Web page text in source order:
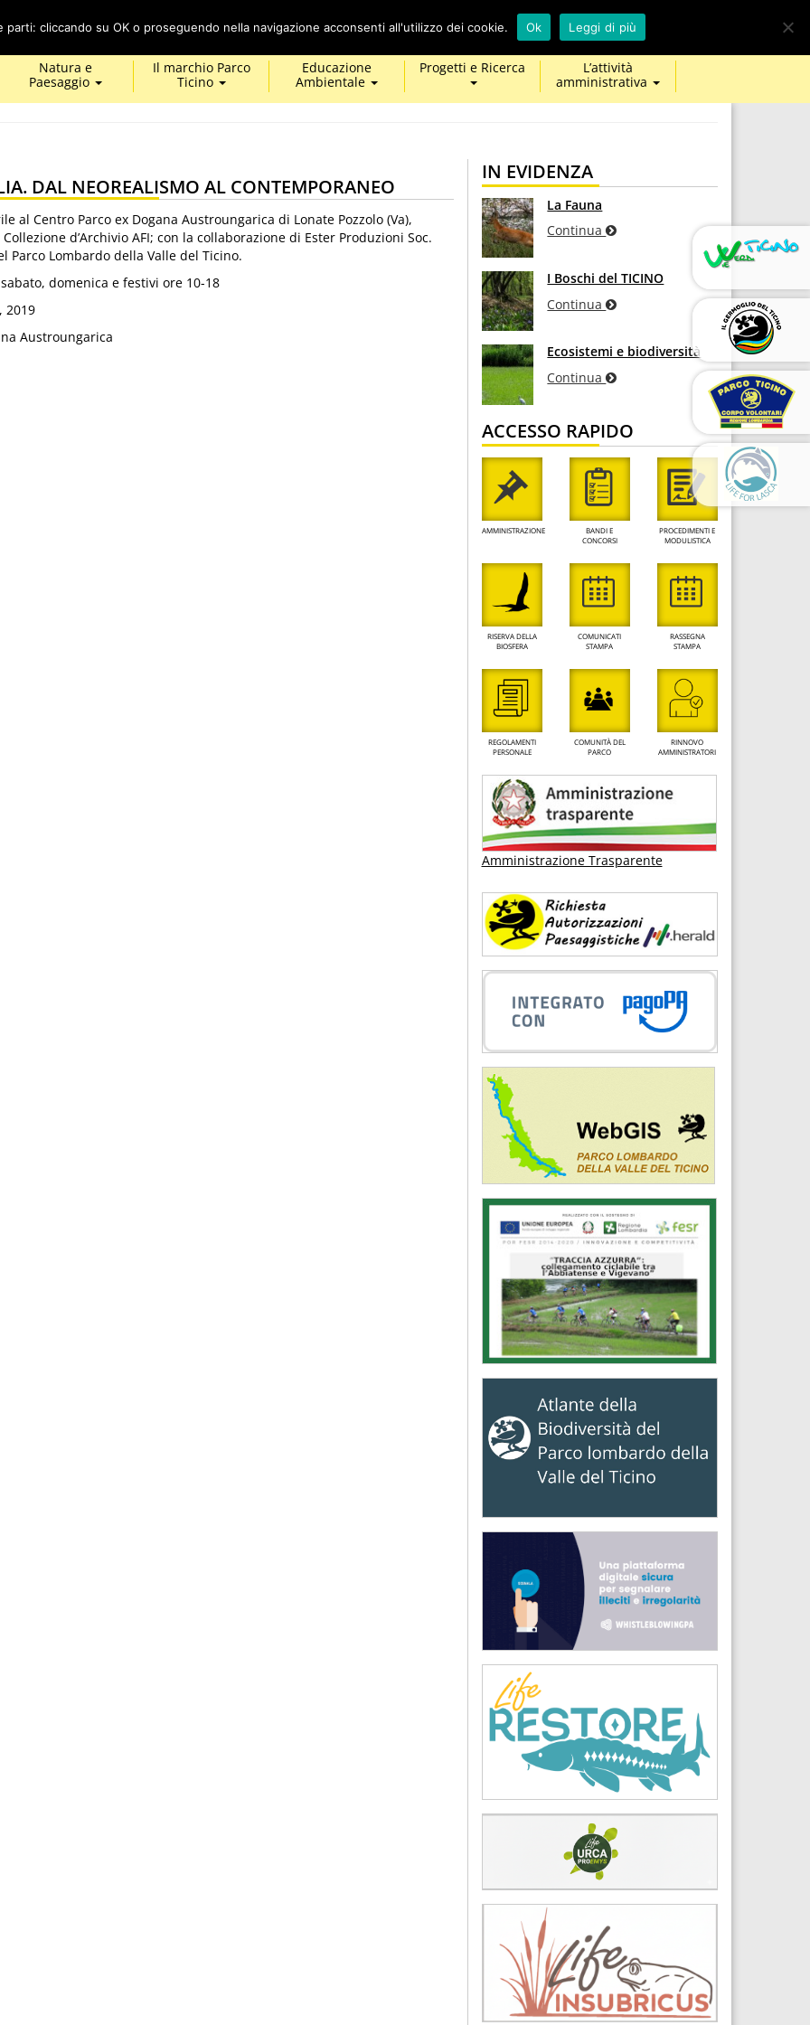
Cerca
map-
marker
calendar
Natura e
Paesaggio
Il marchio Parco
Ticino
Educazione
Ambientale
Progetti e Ricerca
L’attività
amministrativa
DAL NEOREALISMO AL CONTEMPORANEO
al Centro Parco ex Dogana Austroungarica di Lonate Pozzolo (Va),
d’Archivio AFI; con la collaborazione di Ester Produzioni Soc.
Parco Lombardo della Valle del Ticino.
domenica e festivi ore 10-18
2019
Austroungarica
IN EVIDENZA
La Fauna
Continua
I Boschi del TICINO
Continua
Ecosistemi e biodiversità
Continua
ACCESSO RAPIDO
AMMINISTRAZIONE
BANDI E
CONCORSI
PROCEDIMENTI E
MODULISTICA
RISERVA DELLA
BIOSFERA
COMUNICATI
STAMPA
RASSEGNA
STAMPA
REGOLAMENTI
PERSONALE
COMUNITÀ DEL
PARCO
RINNOVO
AMMINISTRATORI
Amministrazione Trasparente
cliccando su OK o proseguendo nella navigazione acconsenti all'utilizzo dei cookie. Ok Leggi di più